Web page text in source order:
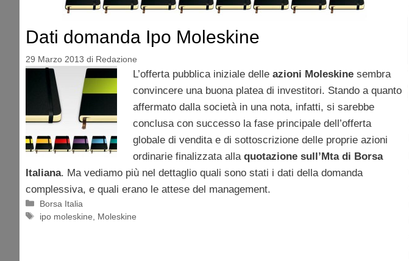
Dati domanda Ipo Moleskine
29 Marzo 2013 di Redazione
L’offerta pubblica iniziale delle azioni Moleskinesembra
convincere una buona platea di investitori. Stando a quanto
affermato dalla società in una nota, infatti, si sarebbe
conclusa con successo la fase principale dell’offerta
globale di vendita e di sottoscrizione delle proprie azioni
ordinarie finalizzata alla quotazione sull’Mta di Borsa
Italiana. Ma vediamo più nel dettaglio quali sono stati i dati della domanda
complessiva, e quali erano le attese del management.
Categorie
Borsa Italia
Tag
ipo moleskine Moleskine